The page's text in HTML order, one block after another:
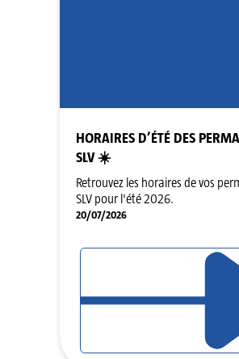
HORAIRES D’ÉTÉ DES
SLV ☀️
Retrouvez les horaires de vos
SLV pour l'été 2026.
20/07/2026